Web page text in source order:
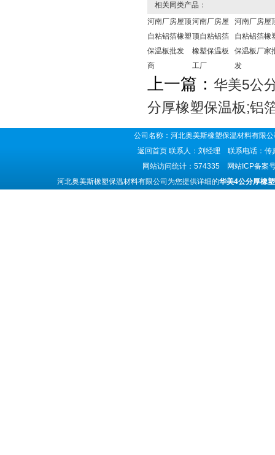
相关同类产品：
河南厂房屋顶
自粘铝箔橡塑
保温板批发
商
河南厂房屋
顶自粘铝箔
橡塑保温板
工厂
河南厂房屋
自粘铝箔橡
保温板厂家
发
上一篇： 华美5公
分厚橡塑保温板;铝
公司名称：河北奥美斯橡塑保温材料有
返回首页 联系人：刘经理 联系电话：
网站访问统计：574335 网站ICP备案
河北奥美斯橡塑保温材料有限公司为您提供详细的华美4公分厚橡